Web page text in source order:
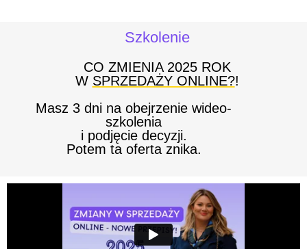
Szkolenie
CO ZMIENIA 2025 ROK
W SPRZEDAŻY ONLINE?!
Masz 3 dni na obejrzenie wideo-
szkolenia
i podjęcie decyzji.
Potem ta oferta znika.